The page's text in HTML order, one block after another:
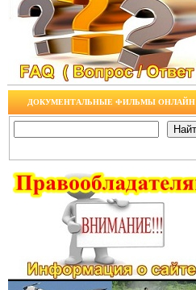
ДОКУМЕНТАЛЬНЫЕ ФИЛЬМЫ ОНЛАЙН